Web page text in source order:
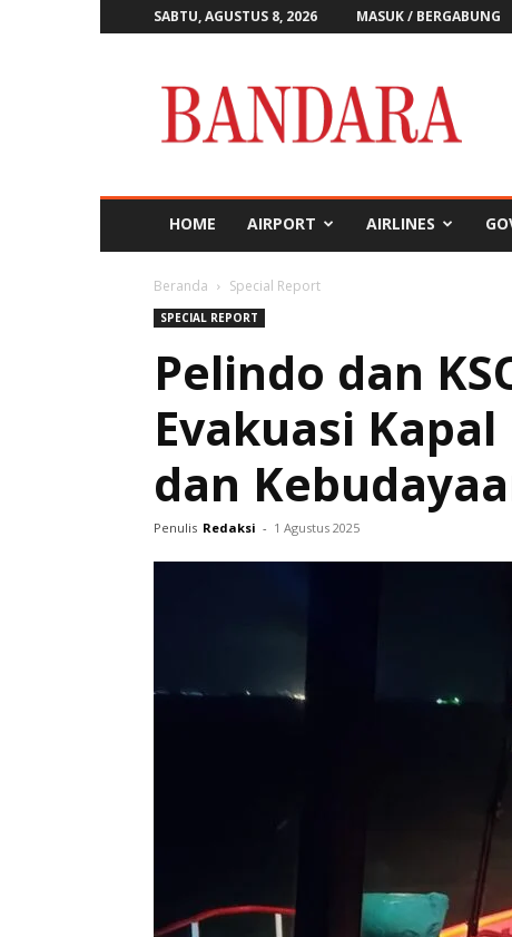
SABTU, AGUSTUS 8, 2026 MASUK / BERGABUNG
Bandara
HOME AIRPORT AIRLINES
Beranda Special Report
SPECIAL REPORT
Pelindo dan
Evakuasi
dan
Penulis Redaksi - 1 Agustus 2025